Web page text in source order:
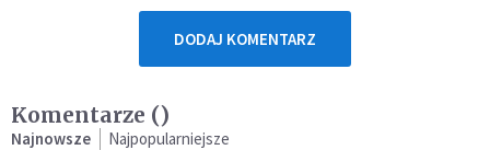
DODAJ KOMENTARZ
Komentarze ()
Najnowsze Najpopularniejsze